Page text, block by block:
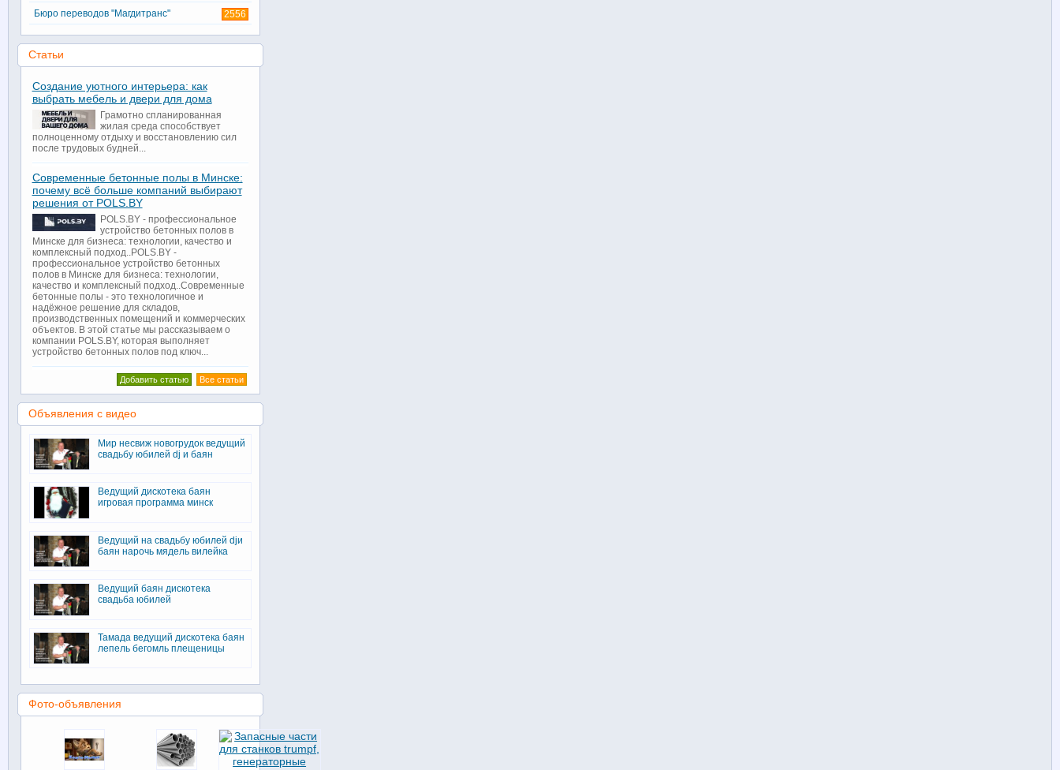
2556
Бюро переводов "Магдитранс"
Статьи
Создание уютного интерьера: как
выбрать мебель и двери для дома
Грамотно спланированная
жилая среда способствует
полноценному отдыху и восстановлению сил
после трудовых будней...
Современные бетонные полы в Минске:
почему всё больше компаний выбирают
решения от POLS.BY
POLS.BY - профессиональное
устройство бетонных полов в
Минске для бизнеса: технологии, качество и
комплексный подход..POLS.BY -
профессиональное устройство бетонных
полов в Минске для бизнеса: технологии,
качество и комплексный подход..Современные
бетонные полы - это технологичное и
надёжное решение для складов,
производственных помещений и коммерческих
объектов. В этой статье мы рассказываем о
компании POLS.BY, которая выполняет
устройство бетонных полов под ключ...
Все статьи
Добавить статью
Объявления с видео
Мир несвиж новогрудок ведущий
свадьбу юбилей dj и баян
Ведущий дискотека баян
игровая программа минск
Ведущий на свадьбу юбилей djи
баян нарочь мядель вилейка
Ведущий баян дискотека
свадьба юбилей
Тамада ведущий дискотека баян
лепель бегомль плещеницы
Фото-объявления